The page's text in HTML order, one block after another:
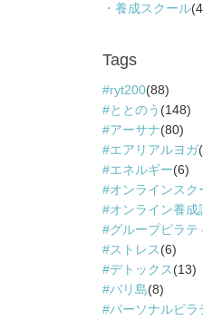
養成スクール
Tags
ryt200(88)
ととのう (148)
アーサナ(80)
エアリアルヨガ
エネルギー(6)
オンラインスク
オンライン養成
グループピラテ
ストレス(6)
デトックス(13)
バリ島(8)
パーソナルピラ